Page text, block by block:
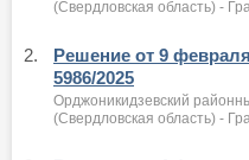
(Свердловская область) -
2.
Решение от 9
5986/2025
Орджоникидзевский
(Свердловская область) -